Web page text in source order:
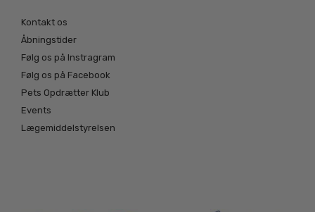
Kontakt os
Åbningstider
Følg os på Instragram
Følg os på Facebook
Pets Opdrætter Klub
Events
Lægemiddelstyrelsen